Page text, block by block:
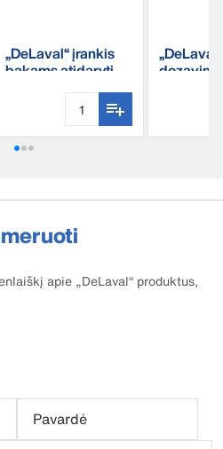
„DeLaval“ įrankis
bakams atidaryti
„DeLaval“
apie „DeLaval“ produktus,
Pavardė